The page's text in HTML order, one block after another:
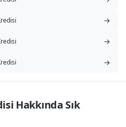
→
→
→
Hakkında Sık